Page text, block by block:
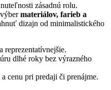
zásadnú rolu.
materiálov, farieb a
dizajn od minimalistického
reprezentatívnejšie.
dlhé roky bez výrazného
cenu pri predaji či prenájme.